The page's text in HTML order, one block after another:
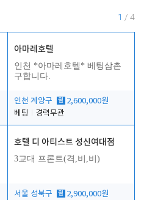
1 / 4
아마레호텔
인천 *아마레호텔* 베팅삼촌
구합니다.
인천 계양구 월 2,600,000원
베팅
경력무관
호텔 디 아티스트 성신여대점
3교대 프론트(격,비,비)
서울 성북구 월 2,900,000원